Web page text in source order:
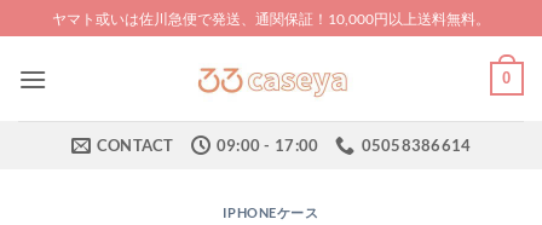
to
content
ヤマト或いは佐川急便で発送、通関保証！10,000円以上送料無料。
0
CONTACT 09:00 - 17:00 05058386614
IPHONEケース